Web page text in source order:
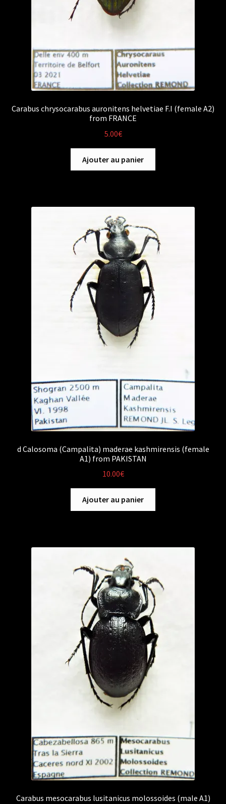
Carabus chrysocarabus auronitens helvetiae F.I (female A2)
from FRANCE
5.00€
Ajouter au panier
d Calosoma (Campalita) maderae kashmirensis (female
A1) from PAKISTAN
10.00€
Ajouter au panier
Carabus mesocarabus lusitanicus molossoides (male A1)